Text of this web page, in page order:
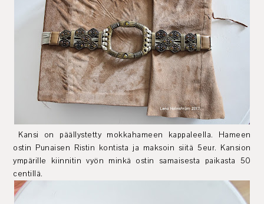
Kansi on päällystetty mokkahameen kappaleella. Hameen
ostin Punaisen Ristin kontista ja maksoin siitä 5eur. Kansion
ympärille kiinnitin vyön minkä ostin samaisesta paikasta 50
centillä.